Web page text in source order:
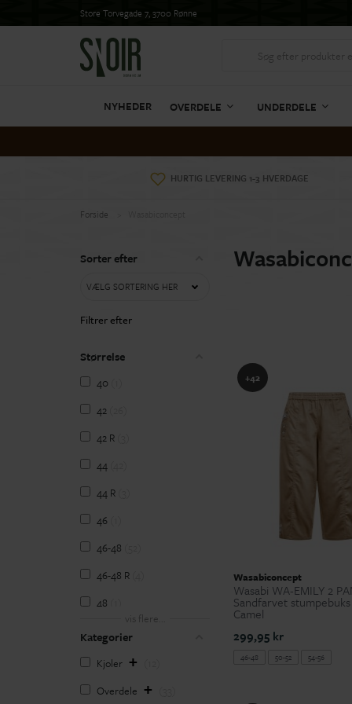
Store Torvegade 7, 3700 Rønne
NYHEDER OVERDELE UNDERDELE
HURTIG LEVERING 1-3 HVERDAGE
Forside
Sorter efter
VÆLG SORTERING HER
Filtrer efter
Størrelse
40
42
42 R
44
44 R
46
46-48
46-48 R
48
50-52
42
50-52 R
vis flere...
Kategorier
Kjoler +
Overdele +
+42
Wasabiconcept
Wasabi WA-EMILY 2
Sandfarvet
Camel
299,95 kr
46-48 50-52 54-56